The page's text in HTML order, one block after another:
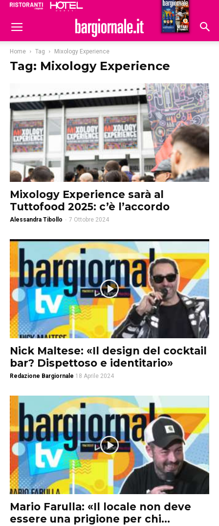
Hoteldomani
Home Tag Mixology Experience
Tag: Mixology Experience
Mixology Experience sarà al
Tuttofood 2025: c’è l’accordo
Alessandra Tibollo - 7 Ottobre 2024
Nick Maltese: «Il design del cocktail
bar? Dispettoso e identitario»
Redazione Bargiornale 18 Aprile 2024
Mario Farulla: «Il locale non deve
essere una prigione per chi...